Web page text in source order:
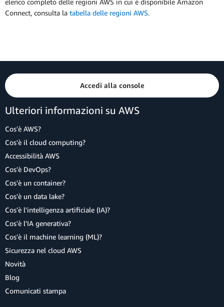
elenco completo delle regioni AWS in cui è disponibile Amazon
Connect, consulta la tabella delle regioni AWS.
Accedi alla console
Ulteriori informazioni su AWS
Cos'è AWS?
Cos'è il cloud computing?
Accessibilità AWS
Cos'è DevOps?
Cos'è un container?
Cos'è un data lake?
Cos'è l'intelligenza artificiale (IA)?
Cos'è l'IA generativa?
Cos'è il machine learning (ML)?
Sicurezza nel cloud AWS
Novità
Blog
Comunicati stampa